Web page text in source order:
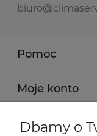
Pomoc
Moje konto
Płatności i
Dbamy o